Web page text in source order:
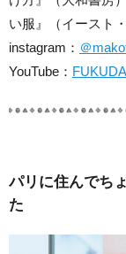
い服』（イースト
instagram： ＠
YouTube：
パリに住んでち
た